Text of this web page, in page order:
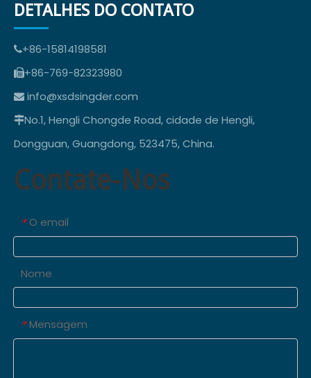
DETALHES DO CONTATO
+86-15814198581
+86-769-82323980
 info@xsdsingder.com
No.1, Hengli Chongde Road, cidade de Hengli,
Dongguan, Guangdong, 523475, China.
Contate-Nos
* O email
Nome
* Mensagem